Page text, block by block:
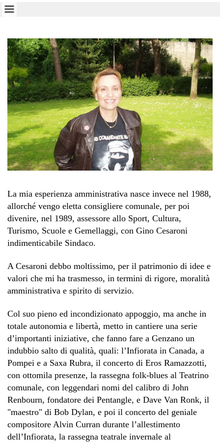
La mia esperienza amministrativa nasce invece nel 1988,
allorché vengo eletta consigliere comunale, per poi
divenire, nel 1989, assessore allo Sport, Cultura,
Turismo, Scuole e Gemellaggi, con Gino Cesaroni
indimenticabile Sindaco.
A Cesaroni debbo moltissimo, per il patrimonio di idee e
valori che mi ha trasmesso, in termini di rigore, moralità
amministrativa e spirito di servizio.
Col suo pieno ed incondizionato appoggio, ma anche in
totale autonomia e libertà, metto in cantiere una serie
d’importanti iniziative, che fanno fare a Genzano un
indubbio salto di qualità, quali: l’Infiorata in Canada, a
Pompei e a Saxa Rubra, il concerto di Eros Ramazzotti,
con ottomila presenze, la rassegna folk-blues al Teatrino
comunale, con leggendari nomi del calibro di John
Renbourn, fondatore dei Pentangle, e Dave Van Ronk, il
"maestro" di Bob Dylan, e poi il concerto del geniale
compositore Alvin Curran durante l’allestimento
dell’Infiorata, la rassegna teatrale invernale al